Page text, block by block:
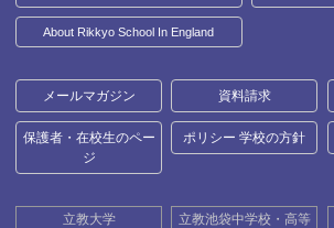
About Rikkyo School In England
メールマガジン 資料請求
保護者・在校生のペー
ジ
ポリシー 学校の方針
立教大学
立教池袋中学校・高等